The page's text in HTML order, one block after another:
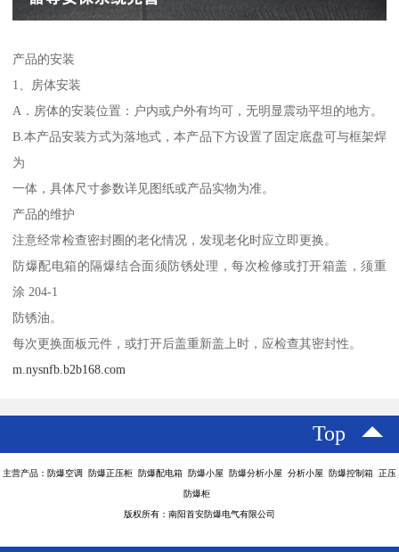
产品的安装
1、房体安装
A．房体的安装位置：户内或户外有均可，无明显震动平坦的地方。
B.本产品安装方式为落地式，本产品下方设置了固定底盘可与框架焊
为
一体，具体尺寸参数详见图纸或产品实物为准。
产品的维护
注意经常检查密封圈的老化情况，发现老化时应立即更换。
防爆配电箱的隔爆结合面须防锈处理，每次检修或打开箱盖，须重
涂 204-1
防锈油。
每次更换面板元件，或打开后盖重新盖上时，应检查其密封性。
m.nysnfb.b2b168.com
Top
主营产品：防爆空调 防爆正压柜 防爆配电箱 防爆小屋 防爆分析小屋 分析小屋 防爆控制箱 正压
防爆柜
版权所有：南阳首安防爆电气有限公司